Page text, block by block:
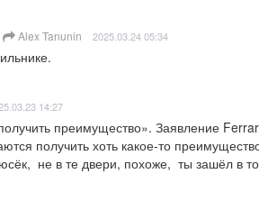
Alex Tanunin 2025.03.24 05:34
14:27
преимущество». Заявление
получить хоть какое-то
не в те двери, похоже,  ты зашёл в